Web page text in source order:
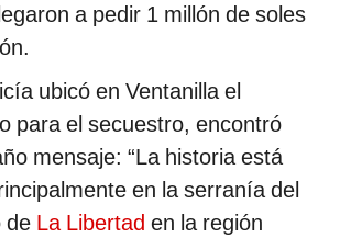
a pedir 1 millón de soles
ubicó en Ventanilla el
para el secuestro, encontró
mensaje: “La historia está
en la serranía del
de La Libertad en la región